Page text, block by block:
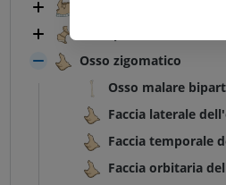
Osso zigomatico
Osso malare
Faccia laterale
Faccia temporale
Faccia orbitaria